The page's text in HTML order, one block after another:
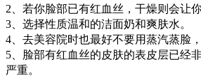
2、若你脸部已有红血丝，干燥则会让
3、选择性质温和的洁面奶和爽肤水。
4、去美容院时也最好不要用蒸汽蒸脸
5、脸部有红血丝的皮肤的表皮层已经
严重。